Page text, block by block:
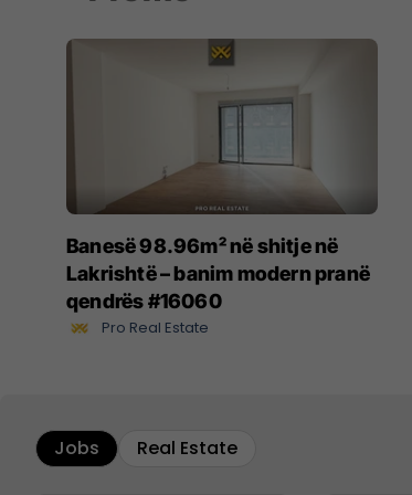
Banesë 98.96m² në shitje në
Lakrishtë – banim modern pranë
qendrës #16060
Pro Real Estate
Jobs Real Estate